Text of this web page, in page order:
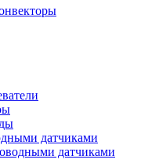
датчиками
датчиками